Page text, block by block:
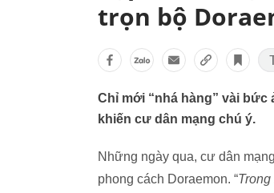
trọn bộ
Chỉ mới “nhá hàng” vài bức
khiến cư dân mạng chú ý.
Những ngày qua, cư dân
phong cách Doraemon. “